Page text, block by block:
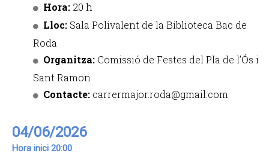
Hora: 20 h
Lloc: Sala Polivalent de la Biblioteca Bac de
Roda
Organitza: Comissió de Festes del Pla de l’Ós i
Sant Ramon
Contacte: carrermajor.roda@gmail.com
04/06/2026
Hora inici 20:00